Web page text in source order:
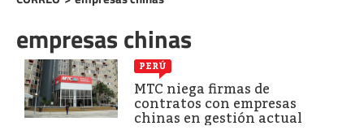
empresas chinas
PERÚ
MTC niega firmas de
contratos con empresas
chinas en gestión actual